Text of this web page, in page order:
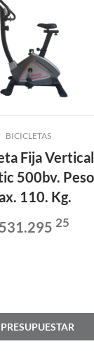
BICICLETAS
Fija Vertical
500bv. Peso
110. Kg.
25
PRESUPUESTAR